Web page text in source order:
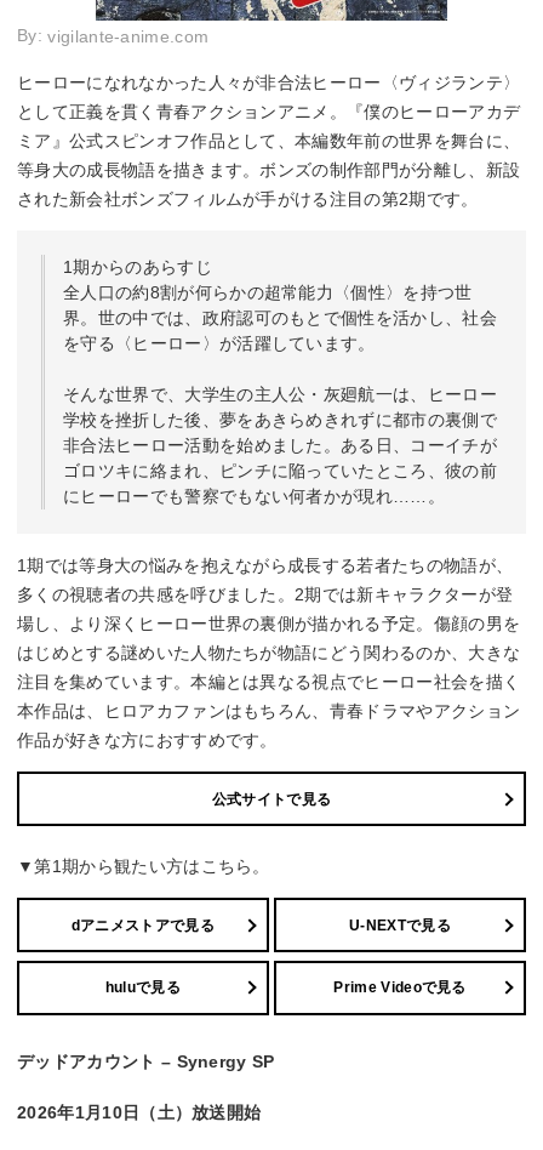
By:vigilante-anime.com
ヒーローになれなかった人々が非合法ヒーロー〈ヴィジランテ〉
として正義を貫く青春アクションアニメ。『僕のヒーローアカデ
ミア』公式スピンオフ作品として、本編数年前の世界を舞台に、
等身大の成長物語を描きます。ボンズの制作部門が分離し、新設
された新会社ボンズフィルムが手がける注目の第2期です。
1期からのあらすじ
全人口の約8割が何らかの超常能力〈個性〉を持つ世
界。世の中では、政府認可のもとで個性を活かし、社会
を守る〈ヒーロー〉が活躍しています。
そんな世界で、大学生の主人公・灰廻航一は、ヒーロー
学校を挫折した後、夢をあきらめきれずに都市の裏側で
非合法ヒーロー活動を始めました。ある日、コーイチが
ゴロツキに絡まれ、ピンチに陥っていたところ、彼の前
にヒーローでも警察でもない何者かが現れ……。
1期では等身大の悩みを抱えながら成長する若者たちの物語が、
多くの視聴者の共感を呼びました。2期では新キャラクターが登
場し、より深くヒーロー世界の裏側が描かれる予定。傷顔の男を
はじめとする謎めいた人物たちが物語にどう関わるのか、大きな
注目を集めています。本編とは異なる視点でヒーロー社会を描く
本作品は、ヒロアカファンはもちろん、青春ドラマやアクション
作品が好きな方におすすめです。
公式サイトで見る
▼第1期から観たい方はこちら。
dアニメストアで見る U-NEXTで見る
huluで見る Prime Videoで見る
デッドアカウント – Synergy SP
2026年1月10日（土）放送開始